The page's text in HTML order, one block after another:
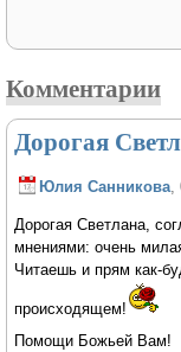
Комментарии
Дорогая
Юлия Санникова
Дорогая Светлана,
мнениями: очень
Читаешь и прям как-
происходящем!
Помощи Божьей Вам!